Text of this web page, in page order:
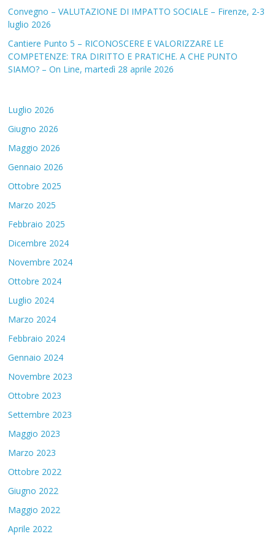
Convegno – VALUTAZIONE DI IMPATTO SOCIALE – Firenze, 2-3
luglio 2026
Cantiere Punto 5 – RICONOSCERE E VALORIZZARE LE
COMPETENZE: TRA DIRITTO E PRATICHE. A CHE PUNTO
SIAMO? – On Line, martedì 28 aprile 2026
Luglio 2026
Giugno 2026
Maggio 2026
Gennaio 2026
Ottobre 2025
Marzo 2025
Febbraio 2025
Dicembre 2024
Novembre 2024
Ottobre 2024
Luglio 2024
Marzo 2024
Febbraio 2024
Gennaio 2024
Novembre 2023
Ottobre 2023
Settembre 2023
Maggio 2023
Marzo 2023
Ottobre 2022
Giugno 2022
Maggio 2022
Aprile 2022